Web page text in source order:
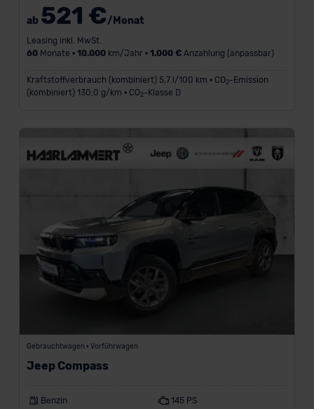
ab 521 €/Monat
Leasing inkl. MwSt.
60Monate • 10.000km/Jahr • 1.000 €Anzahlung (anpassbar)
Kraftstoffverbrauch (kombiniert) 5,7 l/100 km • CO2-Emission
(kombiniert) 130,0 g/km • CO2-Klasse D
Gebrauchtwagen • Vorführwagen
Jeep Compass
Benzin 145 PS